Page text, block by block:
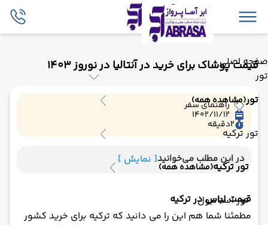
صفحه اصلی
تور
تور(مشاهده همه)
تور ترکیه
تور ترکیه(مشاهده همه)
تور استانبول
قیمت پوشاک برای خرید در آنتالیا در نوروز 1403
راهنمای سفر
1402/11/12
2دقیقه
در این مطلب می‌خوانید[ نمایش ]
قیمت لباس در ترکیه
مطمئنا شما هم این را می دانید که ترکیه برای خرید کشور